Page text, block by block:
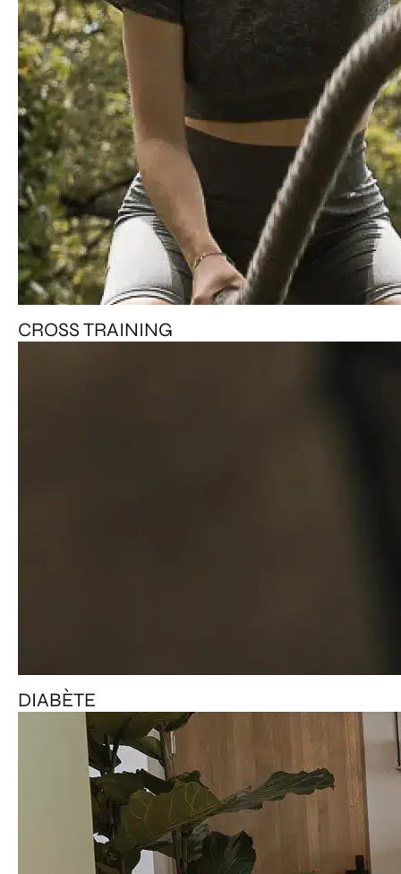
CROSS TRAINING
DIABÈTE